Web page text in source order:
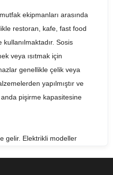
ekipmanları arasında
restoran, kafe, fast food
Sosis
veya ısıtmak için
genellikle çelik veya
yapılmıştır ve
pişirme kapasitesine
gelir. Elektrikli modeller